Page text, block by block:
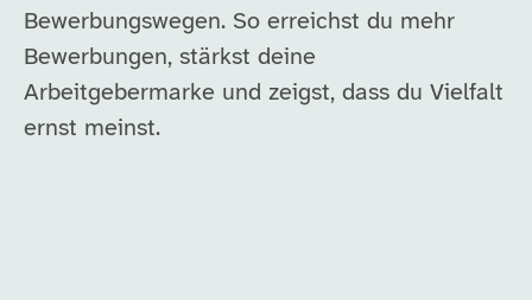
Bewerbungswegen. So erreichst du mehr
Bewerbungen, stärkst deine
Arbeitgebermarke und zeigst, dass du Vielfalt
ernst meinst.